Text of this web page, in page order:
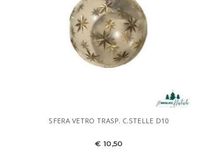
SFERA VETRO TRASP. C.STELLE D10
€ 10,50